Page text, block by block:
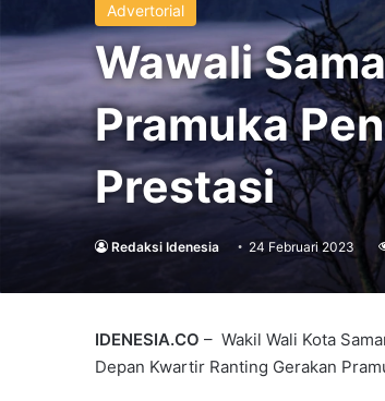
Advertorial
Wawali
Pramuka
Prestasi
Redaksi Idenesia 24 Februari 2023
IDENESIA.CO – Wakil Wali Kota
Depan Kwartir Ranting Gerakan